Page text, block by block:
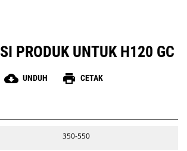
dari sistem hidraulik utama.
PRODUK UNTUK H120 GC
cloud_download UNDUH print CETAK
350-550